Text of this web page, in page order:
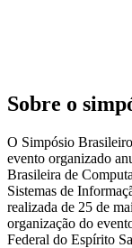
Sobre o
O Simpósio
evento organizado
Brasileira de
Sistemas de
realizada de 25 de
organização do
Federal do Espírito